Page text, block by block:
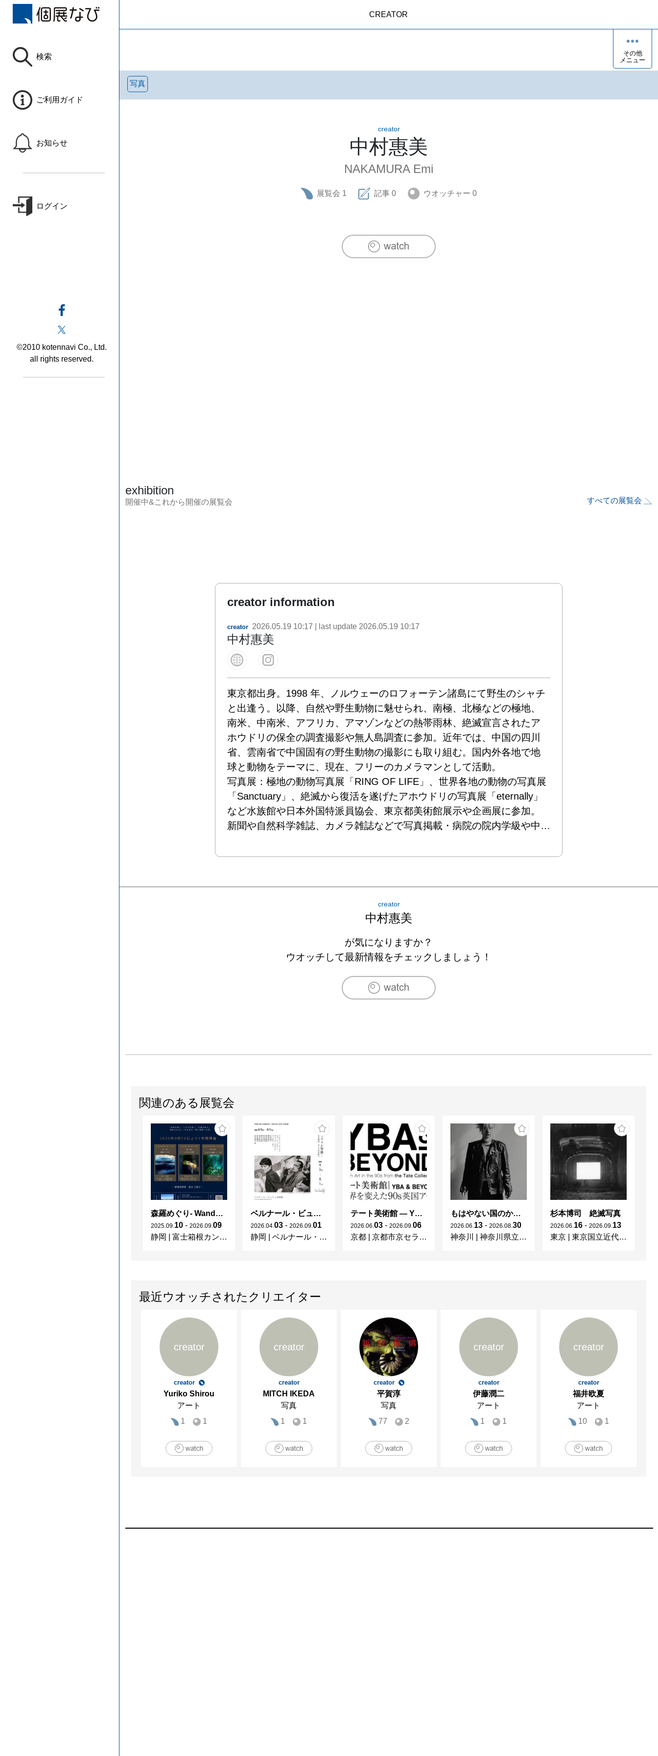
検索
ご利用ガイド
お知らせ
ログイン
©2010 kotennavi Co., Ltd.
all rights reserved.
CREATOR
その他
メニュー
写真
creator
中村惠美
NAKAMURA Emi
展覧会 1 記事 0 ウオッチャー 0
exhibition
開催中&これから開催の展覧会 すべての展覧会
creator information
creator 2026.05.19 10:17 | last update 2026.05.19 10:17
中村惠美
東京都出身。1998 年、ノルウェーのロフォーテン諸島にて野生のシャチ
と出逢う。以降、自然や野生動物に魅せられ、南極、北極などの極地、
南米、中南米、アフリカ、アマゾンなどの熱帯雨林、絶滅宣言されたア
ホウドリの保全の調査撮影や無人島調査に参加。近年では、中国の四川
省、雲南省で中国固有の野生動物の撮影にも取り組む。国内外各地で地
球と動物をテーマに、現在、フリーのカメラマンとして活動。
写真展：極地の動物写真展「RING OF LIFE」、世界各地の動物の写真展
「Sanctuary」、絶滅から復活を遂げたアホウドリの写真展「eternally」
など水族館や日本外国特派員協会、東京都美術館展示や企画展に参加。
新聞や自然科学雑誌、カメラ雑誌などで写真掲載・病院の院内学級や中
会員。
creator
中村惠美
が気になりますか？
ウオッチして最新情報をチェックしましょう！
関連のある展覧会
森羅めぐり- Wandering in Shinra -
2025 09 10 - 2026 09 09
静岡
富士箱根カントリークラブ
ベルナール・ビュフェと写真 ーカメラがとらえたビュフェとその時代、そして21 世紀へ
2026 04 03 - 2026 09 01
静岡
ベルナール・ビュフェ美術館
テート美術館 ― YBA & BEYOND 世界を変えた90s英国アート
2026 06 03 - 2026 09 06
京都
京都市京セラ美術館
もはやない国のかつてない光 東ドイツの女性写真家たち
2026 06 13 - 2026 08 30
神奈川
神奈川県立近代美術館 葉山
杉本博司 絶滅写真
2026 06 16 - 2026 09 13
東京
東京国立近代美術館
最近ウオッチされたクリエイター
creator
creator
Yuriko Shirou
アート
1
1
creator
creator
MITCH IKEDA
写真
1
1
creator
平賀淳
写真
77
2
creator
creator
伊藤潤二
アート
1
1
creator
creator
福井欧夏
アート
10
1